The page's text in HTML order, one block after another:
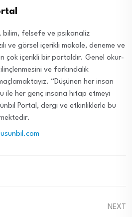
bilim, felsefe ve psikanaliz
ve görsel içerikli makale, deneme ve
çok içerikli bir portaldır. Genel okur-
ve farkındalık
“Düşünen her insan
ile her genç insana hitap etmeyi
Portal, dergi ve etkinliklerle bu
NEXT